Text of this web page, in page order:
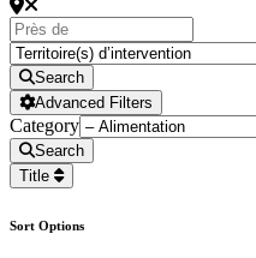
Search
Advanced Filters
Category
Search
Title
Sort Options